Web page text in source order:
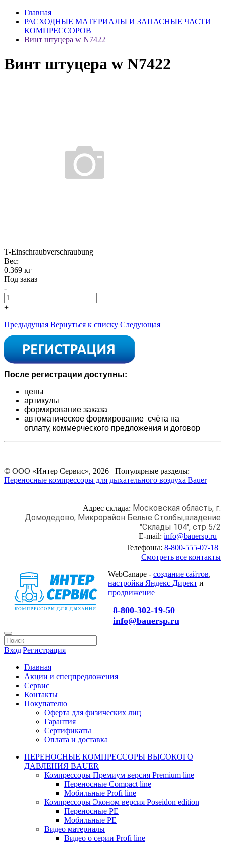
Главная
РАСХОДНЫЕ МАТЕРИАЛЫ И ЗАПАСНЫЕ ЧАСТИ
КОМПРЕССОРОВ
Винт штуцера w N7422
Винт штуцера w N7422
T-Einschraubverschraubung
Вес:
0.369 кг
Под заказ
-
+
Предыдущая Вернуться к списку Следующая
После регистрации доступны:
цены
артикулы
формирование заказа
автоматическое формирование счёта на
оплату, коммерческого предложения и договор
© ООО «Интер Сервис», 2026 Популярные разделы:
Переносные компрессоры для дыхательного воздуха Bauer
Адрес склада: Московская область, г.
Домодедово, Микрорайон Белые Столбы,владение
"Склады 104", стр 5/2
E-mail: info@bauersp.ru
Телефоны: 8-800-555-07-18
Смотреть все контакты
WebCanape - создание сайтов,
настройка Яндекс Директ и
продвижение
8-800-302-19-50
info@bauersp.ru
Вход|Регистрация
Главная
Акции и спецпредложения
Сервис
Контакты
Покупателю
Оферта для физических лиц
Гарантия
Сертификаты
Оплата и доставка
ПЕРЕНОСНЫЕ КОМПРЕССОРЫ ВЫСОКОГО
ДАВЛЕНИЯ BAUER
Компрессоры Премиум версия Premium line
Переносные Compact line
Мобильные Profi line
Компрессоры Эконом версия Poseidon edition
Переносные PE
Мобильные PE
Видео материалы
Видео о серии Profi line